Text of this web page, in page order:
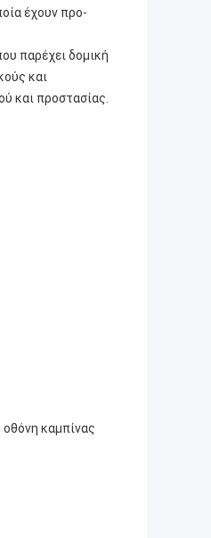
έχουν προ-
παρέχει δομική
και
και προστασίας.
καμπίνας